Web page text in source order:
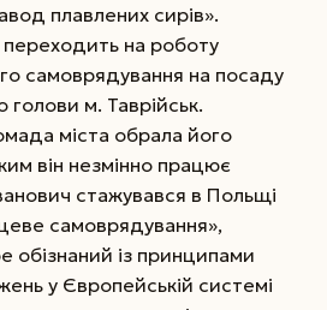
плавлених сирів».
переходить на роботу
самоврядування на посаду
голови м. Таврійськ.
міста обрала його
він незмінно працює
стажувався в Польщі
самоврядування»,
обізнаний із принципами
у Європейській системі